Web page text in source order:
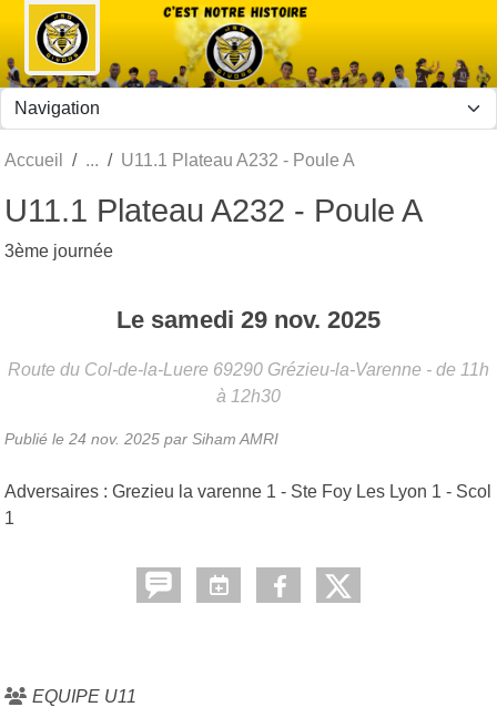
Accueil U11.1 Plateau A232 - Poule A
U11.1 Plateau A232 - Poule A
3ème journée
Le samedi 29 nov. 2025
Route du Col-de-la-Luere 69290 Grézieu-la-Varenne - de 11h
à 12h30
Publié le 24 nov. 2025 par Siham AMRI
Adversaires : Grezieu la varenne 1 - Ste Foy Les Lyon 1 - Scol
1
EQUIPE U11
Panneau de gestion des cookies